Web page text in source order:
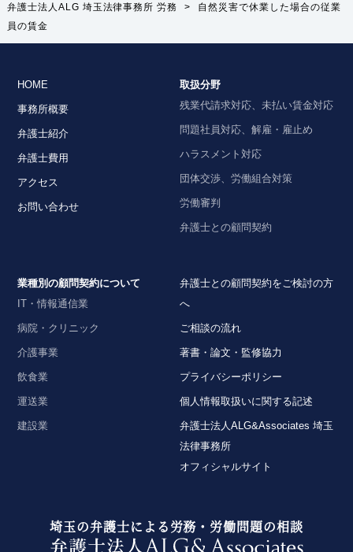
弁護士法人ALG 埼玉法律事務所 労務 >
自然災害で休業した場合の従業
員の賃金
HOME
事務所概要
弁護士紹介
弁護士費用
アクセス
お問い合わせ
取扱分野
残業代請求対応、未払い賃金対応
問題社員対応、解雇・雇止め
ハラスメント対応
団体交渉、労働組合対策
労働審判
弁護士との顧問契約
業種別の顧問契約について
IT・情報通信業
病院・クリニック
介護事業
飲食業
運送業
建設業
弁護士との顧問契約をご検討の方
へ
ご相談の流れ
著書・論文・監修協力
プライバシーポリシー
個人情報取扱いに関する記述
弁護士法人ALG&Associates 埼玉
法律事務所
オフィシャルサイト
埼玉の弁護士による労務・労働問題の相談